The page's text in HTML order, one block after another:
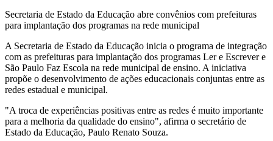
Secretaria de Estado da Educação abre convênios com prefeituras
para implantação dos programas na rede municipal
A Secretaria de Estado da Educação inicia o programa de integração
com as prefeituras para implantação dos programas Ler e Escrever e
São Paulo Faz Escola na rede municipal de ensino. A iniciativa
propõe o desenvolvimento de ações educacionais conjuntas entre as
redes estadual e municipal.
"A troca de experiências positivas entre as redes é muito importante
para a melhoria da qualidade do ensino", afirma o secretário de
Estado da Educação, Paulo Renato Souza.